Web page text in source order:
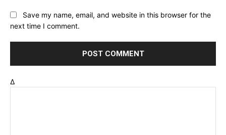
Save my name, email, and website in this browser for the
next time I comment.
Δ